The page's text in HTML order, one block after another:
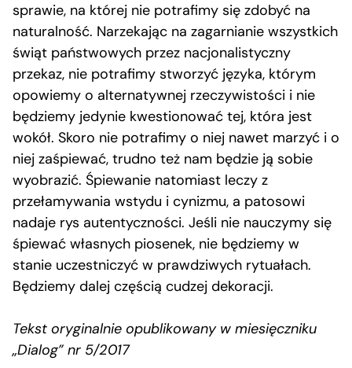
sprawie, na której nie potrafimy się zdobyć na
naturalność. Narzekając na zagarnianie wszystkich
świąt państwowych przez nacjonalistyczny
przekaz, nie potrafimy stworzyć języka, którym
opowiemy o alternatywnej rzeczywistości i nie
będziemy jedynie kwestionować tej, która jest
wokół. Skoro nie potrafimy o niej nawet marzyć i o
niej zaśpiewać, trudno też nam będzie ją sobie
wyobrazić. Śpiewanie natomiast leczy z
przełamywania wstydu i cynizmu, a patosowi
nadaje rys autentyczności. Jeśli nie nauczymy się
śpiewać własnych piosenek, nie będziemy w
stanie uczestniczyć w prawdziwych rytuałach.
Będziemy dalej częścią cudzej dekoracji.
Tekst oryginalnie opublikowany w miesięczniku
„Dialog” nr 5/2017